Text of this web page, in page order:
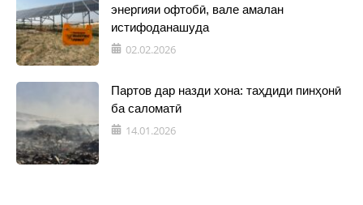
энергияи офтобӣ, вале амалан
истифоданашуда
02.02.2026
Партов дар назди хона: таҳдиди пинҳонӣ
ба саломатӣ
14.01.2026